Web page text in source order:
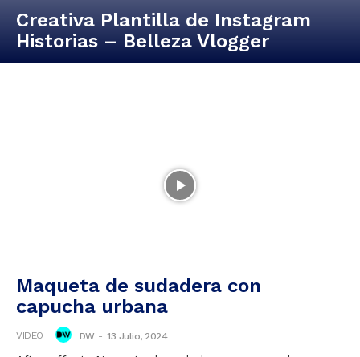
Creativa Plantilla de Instagram
Historias – Belleza Vlogger
Maqueta de sudadera con
capucha urbana
VIDEO DW - 13 Julio, 2024